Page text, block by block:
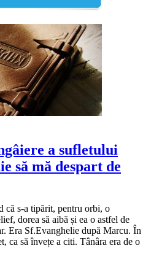
a sufletului
să mă despart de
că s-a tipărit, pentru orbi, o
dorea să aibă și ea o astfel de
Era Sf.Evanghelie după Marcu. În
ca să învețe a citi. Tânâra era de o